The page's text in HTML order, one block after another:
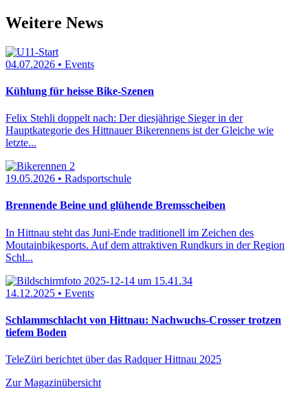
Weitere News
04.07.2026 • Events
Kühlung für heisse Bike-Szenen
Felix Stehli doppelt nach: Der diesjährige Sieger in der
Hauptkategorie des Hittnauer Bikerennens ist der Gleiche wie
letzte...
19.05.2026 • Radsportschule
Brennende Beine und glühende Bremsscheiben
In Hittnau steht das Juni-Ende traditionell im Zeichen des
Moutainbikesports. Auf dem attraktiven Rundkurs in der Region
Schl...
14.12.2025 • Events
Schlammschlacht von Hittnau: Nachwuchs-Crosser trotzen
tiefem Boden
TeleZüri berichtet über das Radquer Hittnau 2025
Zur Magazinübersicht